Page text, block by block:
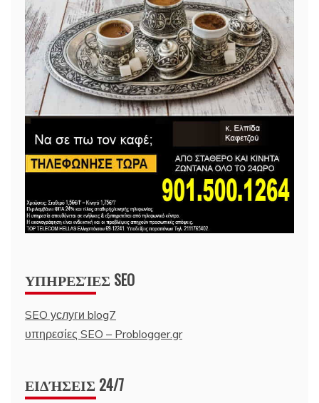
ΥΠΗΡΕΣΊΕΣ SEO
SEO услуги blog7
υπηρεσίες SEO – Problogger.gr
ΕΙΔΉΣΕΙΣ 24/7